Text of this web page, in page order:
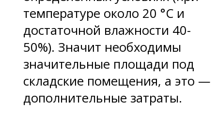
температуре около 20 °C и
достаточной влажности 40-
50%). Значит необходимы
значительные площади под
складские помещения, а это —
дополнительные затраты.